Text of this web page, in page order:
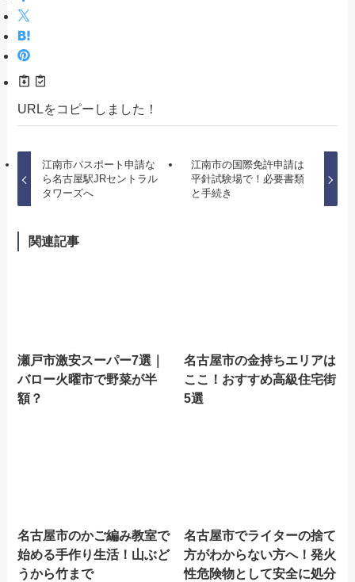
URLをコピーしました！
江南市パスポート申請な
ら名古屋駅JRセントラル
タワーズへ
江南市の国際免許申請は
平針試験場で！必要書類
と手続き
関連記事
瀬戸市激安スーパー7選｜
バロー火曜市で野菜が半
額？
名古屋市の金持ちエリアは
ここ！おすすめ高級住宅街
5選
名古屋市のかご編み教室で
始める手作り生活！山ぶど
うから竹まで
名古屋市でライターの捨て
方がわからない方へ！発火
性危険物として安全に処分